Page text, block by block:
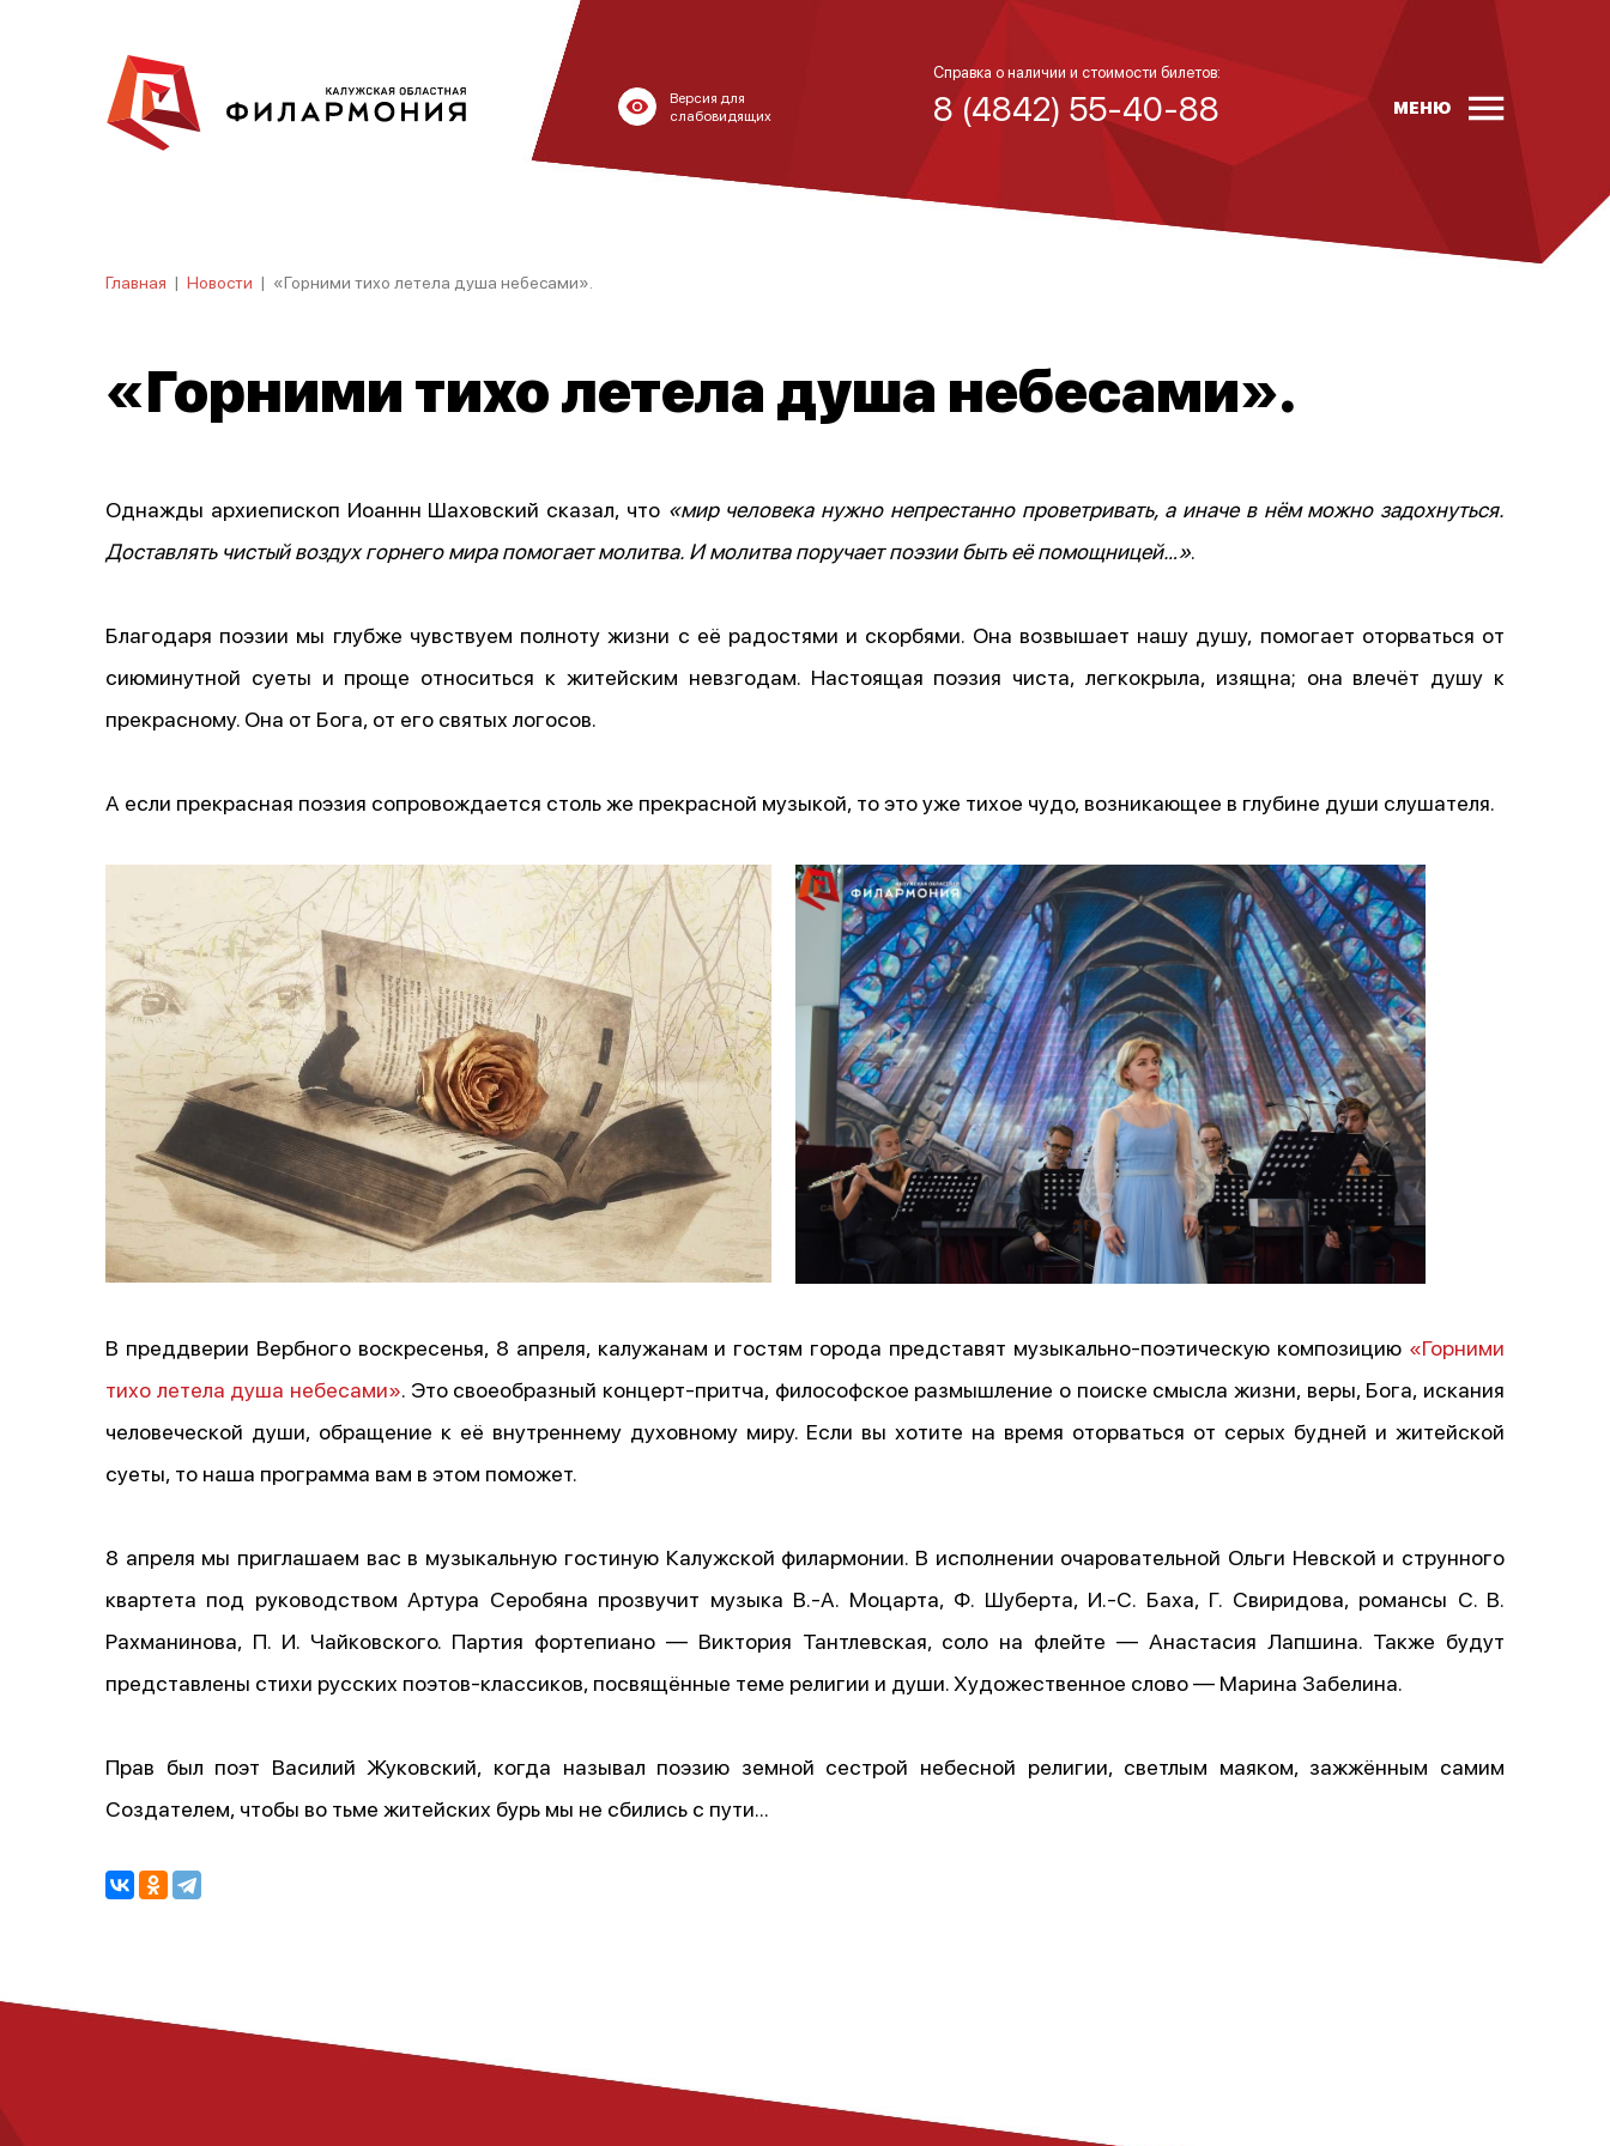
Версия для
слабовидящих
Справка о наличии и стоимости билетов:
8 (4842) 55-40-88 МЕНЮ
Главная | Новости | «Горними тихо летела душа небесами».
«Горними тихо летела душа небесами».
Однажды архиепископ Иоаннн Шаховский сказал, что «мир человека нужно непрестанно проветривать, а иначе в нём можно задохнуться.
Доставлять чистый воздух горнего мира помогает молитва. И молитва поручает поэзии быть её помощницей…».
Благодаря поэзии мы глубже чувствуем полноту жизни с её радостями и скорбями. Она возвышает нашу душу, помогает оторваться от
сиюминутной суеты и проще относиться к житейским невзгодам. Настоящая поэзия чиста, легкокрыла, изящна; она влечёт душу к
прекрасному. Она от Бога, от его святых логосов.
А если прекрасная поэзия сопровождается столь же прекрасной музыкой, то это уже тихое чудо, возникающее в глубине души слушателя.
В преддверии Вербного воскресенья, 8 апреля, калужанам и гостям города представят музыкально-поэтическую композицию «Горними
тихо летела душа небесами». Это своеобразный концерт-притча, философское размышление о поиске смысла жизни, веры, Бога, искания
человеческой души, обращение к её внутреннему духовному миру. Если вы хотите на время оторваться от серых будней и житейской
суеты, то наша программа вам в этом поможет.
8 апреля мы приглашаем вас в музыкальную гостиную Калужской филармонии. В исполнении очаровательной Ольги Невской и струнного
квартета под руководством Артура Серобяна прозвучит музыка В.-А. Моцарта, Ф. Шуберта, И.-С. Баха, Г. Свиридова, романсы С. В.
Рахманинова, П. И. Чайковского. Партия фортепиано — Виктория Тантлевская, соло на флейте — Анастасия Лапшина. Также будут
представлены стихи русских поэтов-классиков, посвящённые теме религии и души. Художественное слово — Марина Забелина.
Прав был поэт Василий Жуковский, когда называл поэзию земной сестрой небесной религии, светлым маяком, зажжённым самим
Создателем, чтобы во тьме житейских бурь мы не сбились с пути…